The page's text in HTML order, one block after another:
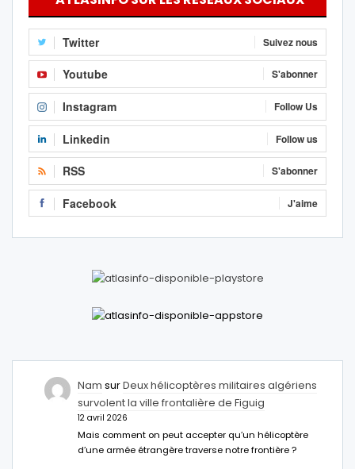
Twitter Suivez nous
Youtube S'abonner
Instagram Follow Us
Linkedin Follow us
RSS S'abonner
Facebook J'aime
Nam surDeux hélicoptères militaires algériens
survolent la ville frontalière de Figuig
12 avril 2026
Mais comment on peut accepter qu’un hélicoptère
d’une armée étrangère traverse notre frontière ?